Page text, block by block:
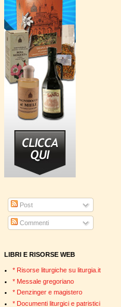
Post
Commenti
LIBRI E RISORSE WEB
* Risorse liturgiche su liturgia.it
* Messale gregoriano
* Denzinger e magistero
* Documenti liturgici e patristici